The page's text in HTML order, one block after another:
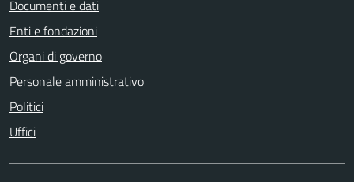
Documenti e dati
Enti e fondazioni
Organi di governo
Personale amministrativo
Politici
Uffici